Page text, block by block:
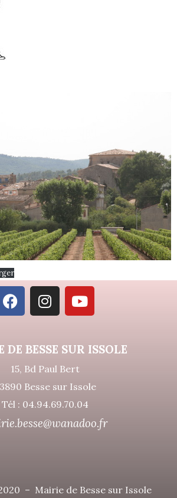
DE BESSE SUR ISSOLE
15, Bd Paul Bert
Besse sur Issole
Tél : 04.94.69.70.04
– Mairie de Besse sur Issole